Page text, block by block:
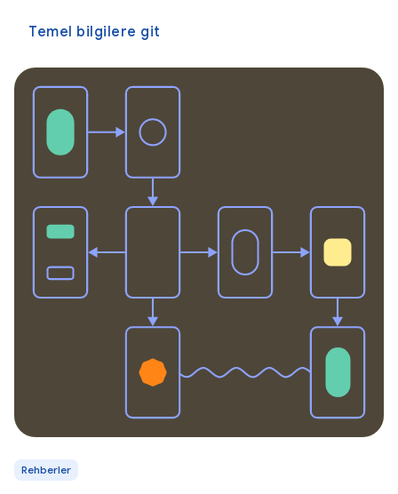
Temel bilgilere git
Rehberler